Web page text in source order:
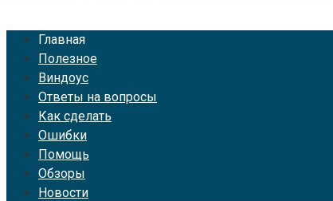
Главная
Полезное
Виндоус
Ответы на вопросы
Как сделать
Ошибки
Помощь
Обзоры
Новости